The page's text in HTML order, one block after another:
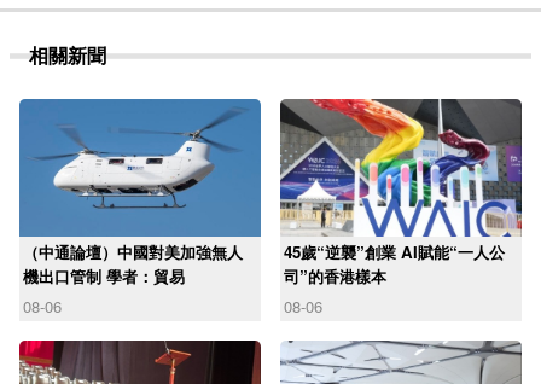
相關新聞
（中通論壇）中國對美加強無人
機出口管制 學者：貿易
08-06
45歲“逆襲”創業 AI賦能“一人公
司”的香港樣本
08-06